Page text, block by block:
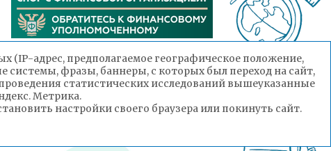
(IP-адрес, предполагаемое географическое положение,
системы, фразы, баннеры, с которых был переход на сайт,
статистических исследований вышеуказанные
Метрика.
настройки своего браузера или покинуть сайт.